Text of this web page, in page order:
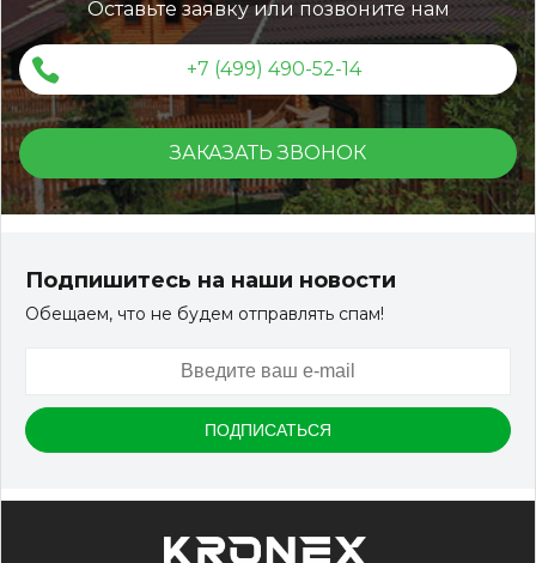
Оставьте заявку или позвоните нам
+7 (499) 490-52-14
ЗАКАЗАТЬ ЗВОНОК
Подпишитесь на наши новости
Обещаем, что не будем отправлять спам!